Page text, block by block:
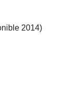
2014)